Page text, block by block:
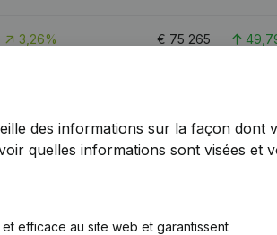
3,26% € 75 265
des informations sur la façon dont
quelles informations sont visées et
efficace au site web et garantissent